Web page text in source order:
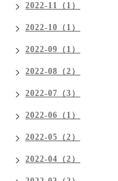
2022-11（1）
2022-10（1）
2022-09（1）
2022-08（2）
2022-07（3）
2022-06（1）
2022-05（2）
2022-04（2）